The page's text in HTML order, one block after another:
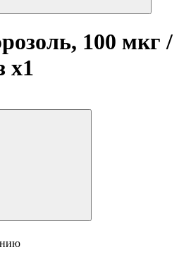
100 мкг /
x1